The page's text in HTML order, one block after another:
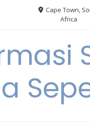
Cape Town,
Africa